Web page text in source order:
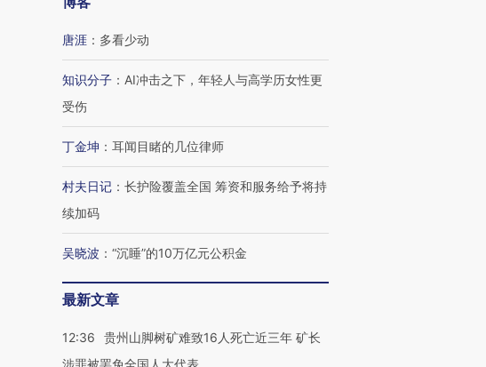
唐涯 ： 多看少动
知识分子 ： AI冲击之下，年轻人与高学历女性更
受伤
丁金坤 ： 耳闻目睹的几位律师
村夫日记 ： 长护险覆盖全国 筹资和服务给予将持
续加码
吴晓波 ： “沉睡”的10万亿元公积金
最新文章
12:36
贵州山脚树矿难致16人死亡近三年 矿长
涉罪被罢免全国人大代表